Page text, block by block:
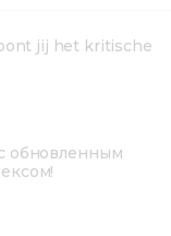
jij het kritische
обновленным